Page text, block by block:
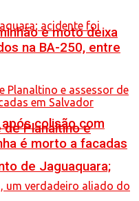
colisão com
de Jaguaquara;
e moto deixa
na BA-250, entre
Planaltino e
é morto a facadas